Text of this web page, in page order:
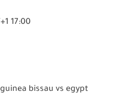
17:00 GMT+1
guinea bissau vs egypt / غينيا بيساو - مصر